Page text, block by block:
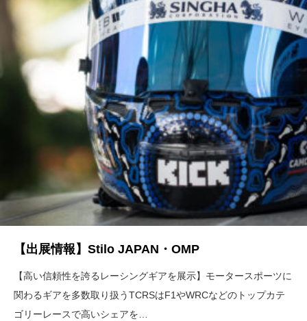
【出展情報】Stilo JAPAN・OMP
【高い信頼性を誇るレーシングギアを展示】モータースポーツに
関わるギアを多数取り扱うTCRSはF1やWRCなどのトップカテ
ゴリーレースで高いシェアを…